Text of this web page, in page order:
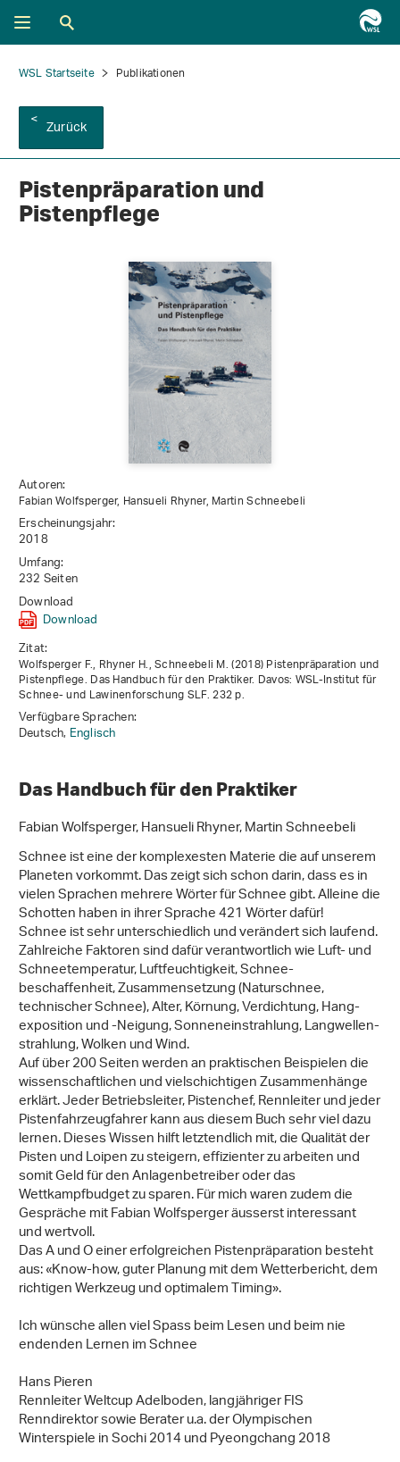
WSL Startseite Publikationen
Zurück
Pistenpräparation und
Pistenpflege
Autoren:
Fabian Wolfsperger, Hansueli Rhyner, Martin Schneebeli
Erscheinungsjahr:
2018
Umfang:
232 Seiten
Download
Download
Zitat:
Wolfsperger F., Rhyner H., Schneebeli M. (2018) Pistenpräparation und
Pistenpflege. Das Handbuch für den Praktiker. Davos: WSL-Institut für
Schnee- und Lawinenforschung SLF. 232 p.
Verfügbare Sprachen:
Deutsch, Englisch
Das Handbuch für den Praktiker
Fabian Wolfsperger, Hansueli Rhyner, Martin Schneebeli
Schnee ist eine der komplexesten Materie die auf unserem
Planeten vorkommt. Das zeigt sich schon darin, dass es in
vielen Sprachen mehrere Wörter für Schnee gibt. Alleine die
Schotten haben in ihrer Sprache 421 Wörter dafür!
Schnee ist sehr unterschiedlich und verändert sich laufend.
Zahlreiche Faktoren sind dafür verantwortlich wie Luft- und
Schneetemperatur, Luftfeuchtigkeit, Schnee­
beschaffenheit, Zusammensetzung (Natur­schnee,
technischer Schnee), Alter, Körnung, Verdichtung, Hang­­
exposition und -Neigung, Sonneneinstrahlung, Langwellen­
strahlung, Wolken und Wind.
Auf über 200 Seiten werden an praktischen Beispielen die
wissenschaftlichen und vielschichtigen Zusammenhänge
erklärt. Jeder Betriebsleiter, Pistenchef, Rennleiter und jeder
Pistenfahrzeugfahrer kann aus diesem Buch sehr viel dazu
lernen. Dieses Wissen hilft letztendlich mit, die Qualität der
Pisten und Loipen zu steigern, effizienter zu arbeiten und
somit Geld für den Anlagenbetreiber oder das
Wettkampfbudget zu sparen. Für mich waren zudem die
Gespräche mit Fabian Wolfsperger äusserst interessant
und wertvoll.
Das A und O einer erfolgreichen Pistenpräparation besteht
aus: «Know-how, guter Planung mit dem Wetterbericht, dem
richtigen Werkzeug und optimalem Timing».
Ich wünsche allen viel Spass beim Lesen und beim nie
endenden Lernen im Schnee
Hans Pieren
Rennleiter Weltcup Adelboden, langjähriger FIS
Renndirektor sowie Berater u.a. der Olympischen
Winterspiele in Sochi 2014 und Pyeongchang 2018